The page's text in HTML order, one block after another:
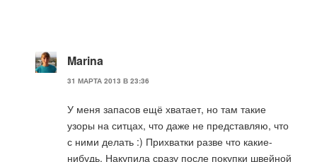
Marina
31 МАРТА 2013 В 23:36
У меня запасов ещё хватает, но там такие
узоры на ситцах, что даже не представляю, что
с ними делать :) Прихватки разве что какие-
нибудь. Накупила сразу после покупки швейной